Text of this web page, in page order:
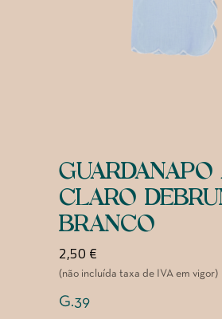
CLARO
BRANCO
2,50 €
(não incluída taxa de IVA em vigor)
G.39